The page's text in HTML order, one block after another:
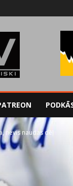
nevis naudas dēļ